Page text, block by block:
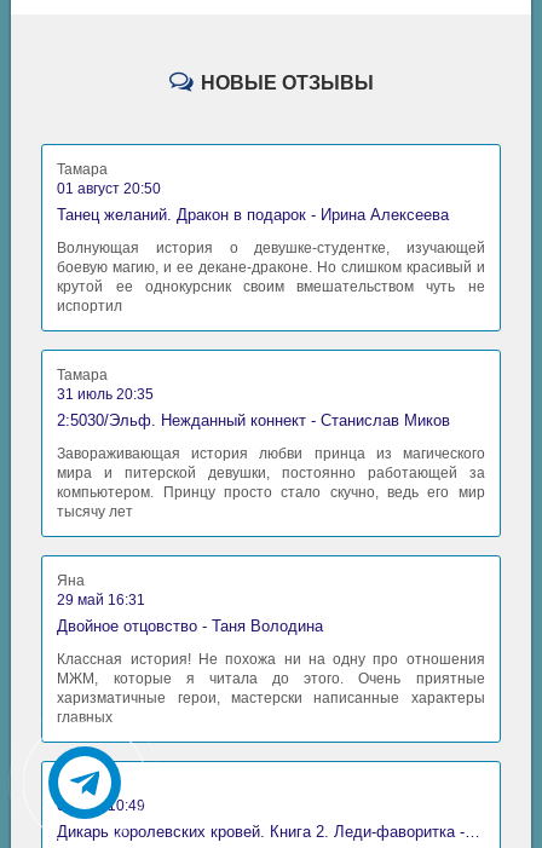
НОВЫЕ ОТЗЫВЫ
Тамара
01 август 20:50
Танец желаний. Дракон в подарок - Ирина Алексеева
Волнующая история о девушке-студентке, изучающей
боевую магию, и ее декане-драконе. Но слишком красивый и
крутой ее однокурсник своим вмешательством чуть не
испортил
Тамара
31 июль 20:35
2:5030/Эльф. Нежданный коннект - Станислав Миков
Завораживающая история любви принца из магического
мира и питерской девушки, постоянно работающей за
компьютером. Принцу просто стало скучно, ведь его мир
тысячу лет
Яна
29 май 16:31
Двойное отцовство - Таня Володина
Классная история! Не похожа ни на одну про отношения
МЖМ, которые я читала до этого. Очень приятные
харизматичные герои, мастерски написанные характеры
главных
Аида
06 май 10:49
Дикарь королевских кровей. Книга 2. Леди-фаворитка - Анна Сергеевна Гаврилова